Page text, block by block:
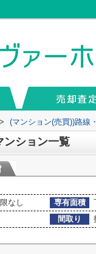
> (マンション(売買))路線
ンション一覧
なし 専有面積
間取り